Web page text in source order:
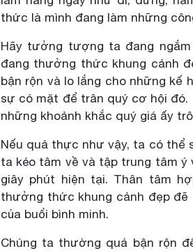
thức là mình đang làm những
Hãy tưởng tượng ta đang
đang thưởng thức khung cảnh
bận rộn và lo lắng cho những kế
sự có mặt để trân quý cơ hội
những khoảnh khắc quý giá ấy
Nếu quả thực như vậy, ta có thể
ta kéo tâm về và tập trung tâm
giây phút hiện tại. Thân tâm
thưởng thức khung cảnh đẹp
của buổi bình minh.
Chúng ta thường quá bận rộn